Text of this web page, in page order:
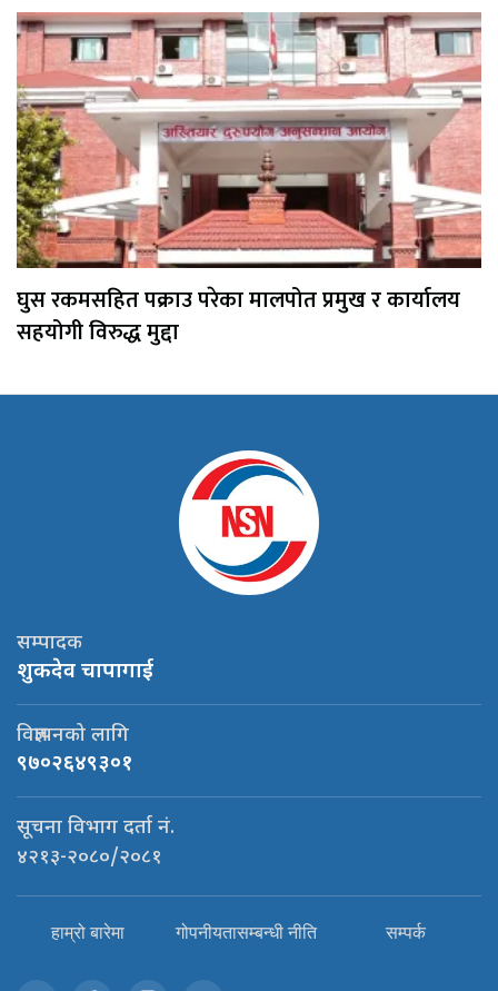
घुस रकमसहित पक्राउ परेका मालपोत प्रमुख र कार्यालय
सहयोगी विरुद्ध मुद्दा
सम्पादक
शुकदेव चापागाई
विज्ञापनको लागि
९७०२६४९३०१
सूचना विभाग दर्ता नं.
४२१३-२०८०/२०८१
हाम्रो बारेमा गोपनीयतासम्बन्धी नीति सम्पर्क